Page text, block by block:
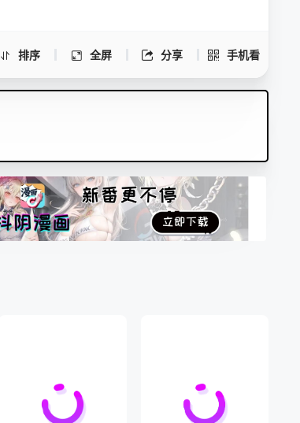
排序 全屏 分享 手机看